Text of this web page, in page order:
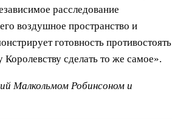
расследование
воздушное пространство и
готовность противостоять
сделать то же самое».
Малкольмом Робинсоном и